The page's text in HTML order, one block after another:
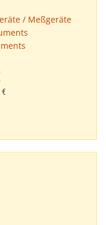
/ Meßgeräte